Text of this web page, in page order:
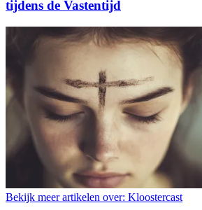
tijdens de Vastentijd
Bekijk meer artikelen over: Kloostercast